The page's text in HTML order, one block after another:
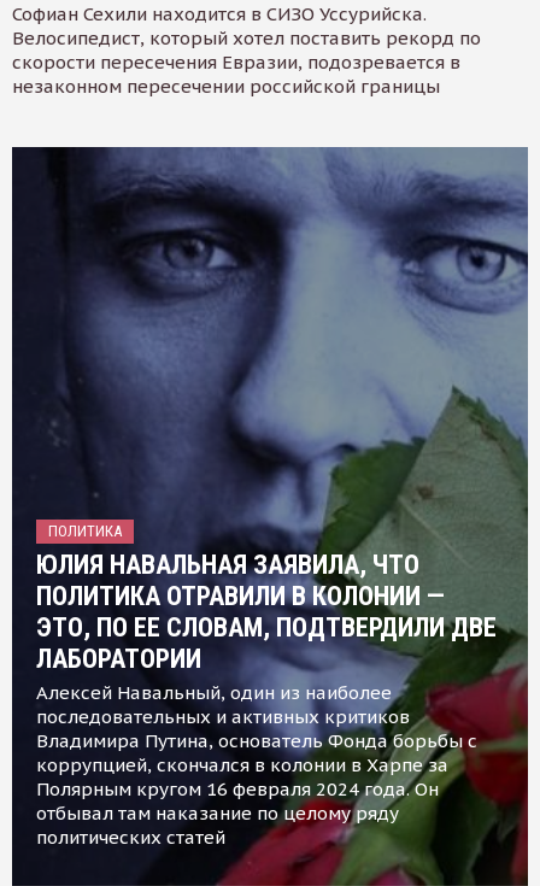
Софиан Сехили находится в СИЗО Уссурийска.
Велосипедист, который хотел поставить рекорд по
скорости пересечения Евразии, подозревается в
незаконном пересечении российской границы
ПОЛИТИКА
ЮЛИЯ НАВАЛЬНАЯ ЗАЯВИЛА, ЧТО
ПОЛИТИКА ОТРАВИЛИ В КОЛОНИИ —
ЭТО, ПО ЕЕ СЛОВАМ, ПОДТВЕРДИЛИ ДВЕ
ЛАБОРАТОРИИ
Алексей Навальный, один из наиболее
последовательных и активных критиков
Владимира Путина, основатель Фонда борьбы с
коррупцией, скончался в колонии в Харпе за
Полярным кругом 16 февраля 2024 года. Он
отбывал там наказание по целому ряду
политических статей